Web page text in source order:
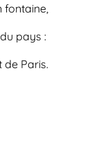
fontaine,
pays :
de Paris.